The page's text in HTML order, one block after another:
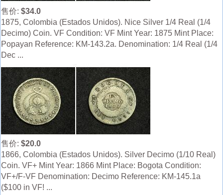
售价: $34.0
1875, Colombia (Estados Unidos). Nice Silver 1/4 Real (1/4
Decimo) Coin. VF Condition: VF Mint Year: 1875 Mint Place:
Popayan Reference: KM-143.2a. Denomination: 1/4 Real (1/4
Dec ...
售价: $20.0
1866, Colombia (Estados Unidos). Silver Decimo (1/10 Real)
Coin. VF+ Mint Year: 1866 Mint Place: Bogota Condition:
VF+/F-VF Denomination: Decimo Reference: KM-145.1a
($100 in VF! ...